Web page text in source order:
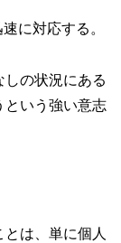
に対応する。
の状況にある
という強い意志
は、単に個人